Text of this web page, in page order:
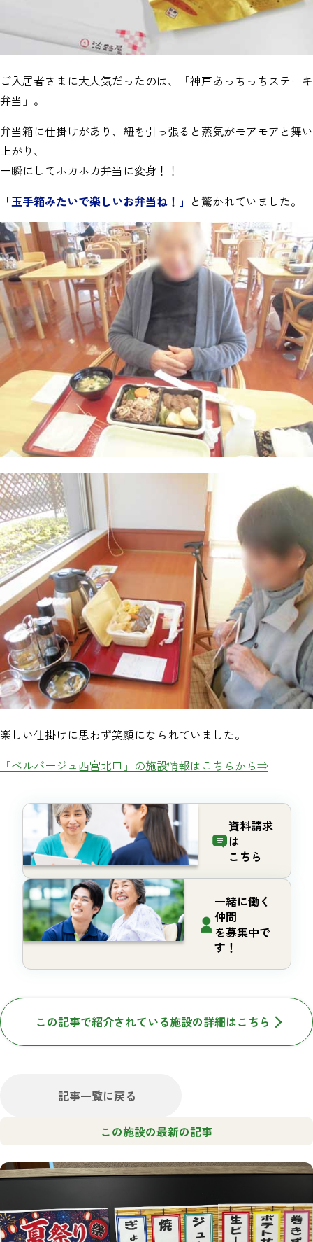
ご入居者さまに大人気だったのは、「神戸あっちっちステーキ
弁当」。
弁当箱に仕掛けがあり、紐を引っ張ると蒸気がモアモアと舞い
上がり、
一瞬にしてホカホカ弁当に変身！！
「玉手箱みたいで楽しいお弁当ね！」 と驚かれていました。
楽しい仕掛けに思わず笑顔になられていました。
「ベルパージュ西宮北口」の施設情報はこちらから⇒
資料請求
は
こちら
一緒に働く
仲間
を募集中で
す！
この記事で紹介されている施設の詳細はこちら
記事一覧に戻る
この施設の最新の記事